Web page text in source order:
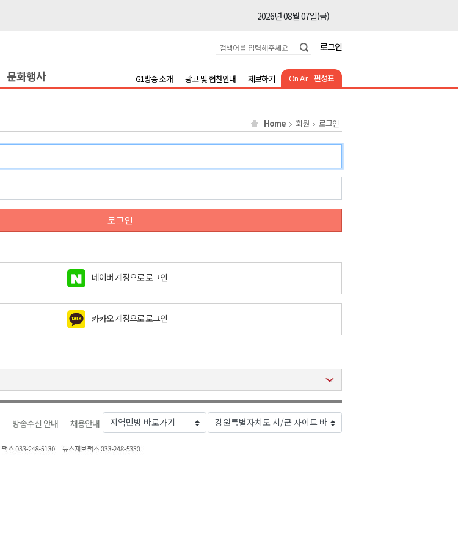
2026년 08월 07일(금)
2026년 08월 07일(금)
2026년 08월 07일(금)
2026년 08월 07일(금)
2026년 08월 07일(금)
2026년 08월 07일(금)
2026년 08월 07일(금)
2026년 08월 07일(금)
로그인
문화행사 On Air 편성표
G1방송 소개 광고 및 협찬안내 제보하기
Home 회원 로그인
로그인
네이버 계정으로 로그인
카카오 계정으로 로그인
방송수신 안내 채용안내